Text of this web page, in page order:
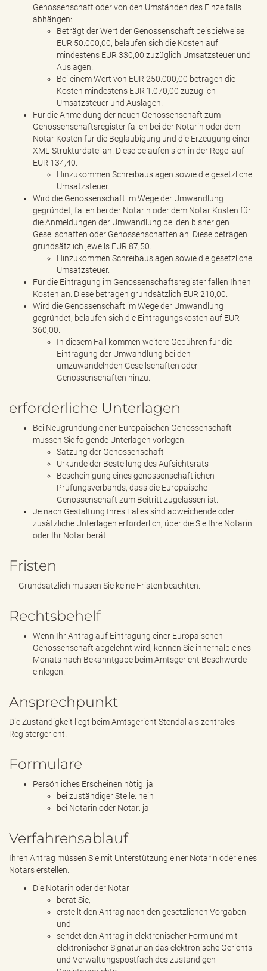
Genossenschaft oder von den Umständen des Einzelfalls
abhängen:
Beträgt der Wert der Genossenschaft beispielweise
EUR 50.000,00, belaufen sich die Kosten auf
mindestens EUR 330,00 zuzüglich Umsatzsteuer und
Auslagen.
Bei einem Wert von EUR 250.000,00 betragen die
Kosten mindestens EUR 1.070,00 zuzüglich
Umsatzsteuer und Auslagen.
Für die Anmeldung der neuen Genossenschaft zum
Genossenschaftsregister fallen bei der Notarin oder dem
Notar Kosten für die Beglaubigung und die Erzeugung einer
XML-Strukturdatei an. Diese belaufen sich in der Regel auf
EUR 134,40.
Hinzukommen Schreibauslagen sowie die gesetzliche
Umsatzsteuer.
Wird die Genossenschaft im Wege der Umwandlung
gegründet, fallen bei der Notarin oder dem Notar Kosten für
die Anmeldungen der Umwandlung bei den bisherigen
Gesellschaften oder Genossenschaften an. Diese betragen
grundsätzlich jeweils EUR 87,50.
Hinzukommen Schreibauslagen sowie die gesetzliche
Umsatzsteuer.
Für die Eintragung im Genossenschaftsregister fallen Ihnen
Kosten an. Diese betragen grundsätzlich EUR 210,00.
Wird die Genossenschaft im Wege der Umwandlung
gegründet, belaufen sich die Eintragungskosten auf EUR
360,00.
In diesem Fall kommen weitere Gebühren für die
Eintragung der Umwandlung bei den
umzuwandelnden Gesellschaften oder
Genossenschaften hinzu.
erforderliche Unterlagen
Bei Neugründung einer Europäischen Genossenschaft
müssen Sie folgende Unterlagen vorlegen:
Satzung der Genossenschaft
Urkunde der Bestellung des Aufsichtsrats
Bescheinigung eines genossenschaftlichen
Prüfungsverbands, dass die Europäische
Genossenschaft zum Beitritt zugelassen ist.
Je nach Gestaltung Ihres Falles sind abweichende oder
zusätzliche Unterlagen erforderlich, über die Sie Ihre Notarin
oder Ihr Notar berät.
Fristen
- Grundsätzlich müssen Sie keine Fristen beachten.
Rechtsbehelf
Wenn Ihr Antrag auf Eintragung einer Europäischen
Genossenschaft abgelehnt wird, können Sie innerhalb eines
Monats nach Bekanntgabe beim Amtsgericht Beschwerde
einlegen.
Ansprechpunkt
Die Zuständigkeit liegt beim Amtsgericht Stendal als zentrales
Registergericht.
Formulare
Persönliches Erscheinen nötig: ja
bei zuständiger Stelle: nein
bei Notarin oder Notar: ja
Verfahrensablauf
Ihren Antrag müssen Sie mit Unterstützung einer Notarin oder eines
Notars erstellen.
Die Notarin oder der Notar
berät Sie,
erstellt den Antrag nach den gesetzlichen Vorgaben
und
sendet den Antrag in elektronischer Form und mit
elektronischer Signatur an das elektronische Gerichts-
und Verwaltungspostfach des zuständigen